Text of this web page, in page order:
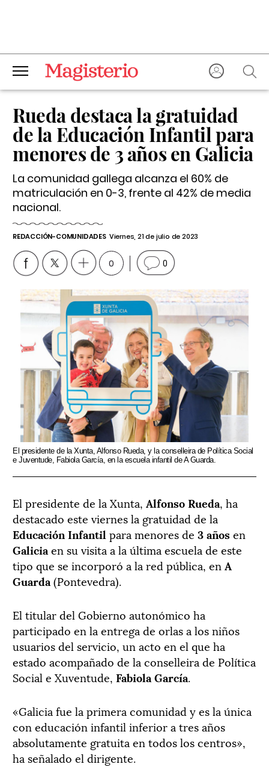
Rueda destaca la gratuidad
de la Educación Infantil para
menores de 3 años en Galicia
La comunidad gallega alcanza el 60% de
matriculación en 0-3, frente al 42% de media
nacional.
REDACCIÓN-COMUNIDADES Viernes, 21 de julio de 2023
0 0
El presidente de la Xunta, Alfonso Rueda, y la conselleira de Política Social
e Juventude, Fabiola García, en la escuela infantil de A Guarda.
El presidente de la Xunta, Alfonso Rueda, ha
destacado este viernes la gratuidad de la
Educación Infantil para menores de 3 añosen
Galicia en su visita a la última escuela de este
tipo que se incorporó a la red pública, en A
Guarda (Pontevedra).
El titular del Gobierno autonómico ha
participado en la entrega de orlas a los niños
usuarios del servicio, un acto en el que ha
estado acompañado de la conselleira de Política
Social e Xuventude, Fabiola García.
«Galicia fue la primera comunidad y es la única
con educación infantil inferior a tres años
absolutamente gratuita en todos los centros»,
ha señalado el dirigente.